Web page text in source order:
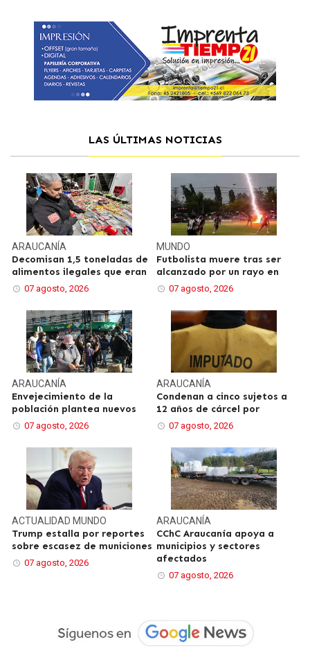
LAS ÚLTIMAS NOTICIAS
ARAUCANÍA
Decomisan 1,5 toneladas de
alimentos ilegales que eran
07 agosto, 2026
MUNDO
Futbolista muere tras ser
alcanzado por un rayo en
07 agosto, 2026
ARAUCANÍA
Envejecimiento de la
población plantea nuevos
07 agosto, 2026
ARAUCANÍA
Condenan a cinco sujetos a
12 años de cárcel por
07 agosto, 2026
ACTUALIDAD MUNDO
Trump estalla por reportes
sobre escasez de municiones
07 agosto, 2026
ARAUCANÍA
CChC Araucanía apoya a
municipios y sectores
afectados
07 agosto, 2026